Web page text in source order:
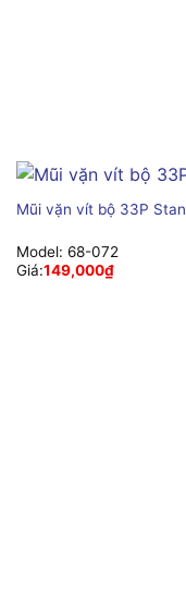
Mũi vặn vít bộ 33P
Model: 68-072
Giá:149,000₫